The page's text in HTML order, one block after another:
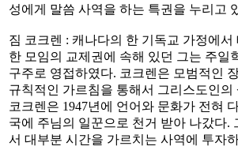
성에게 말씀 사역을 하는 특권을 누리고
짐 코크렌 : 캐나다의 한 기독교 가정에서
한 모임의 교제권에 속해 있던 그는 주일
구주로 영접하였다. 코크렌은 모범적인
규칙적인 가르침을 통해서 그리스도인의
코크렌은 1947년에 언어와 문화가 전혀
국에 주님의 일꾼으로 천거 받아 나갔다.
서 대부분 시간을 가르치는 사역에 투자